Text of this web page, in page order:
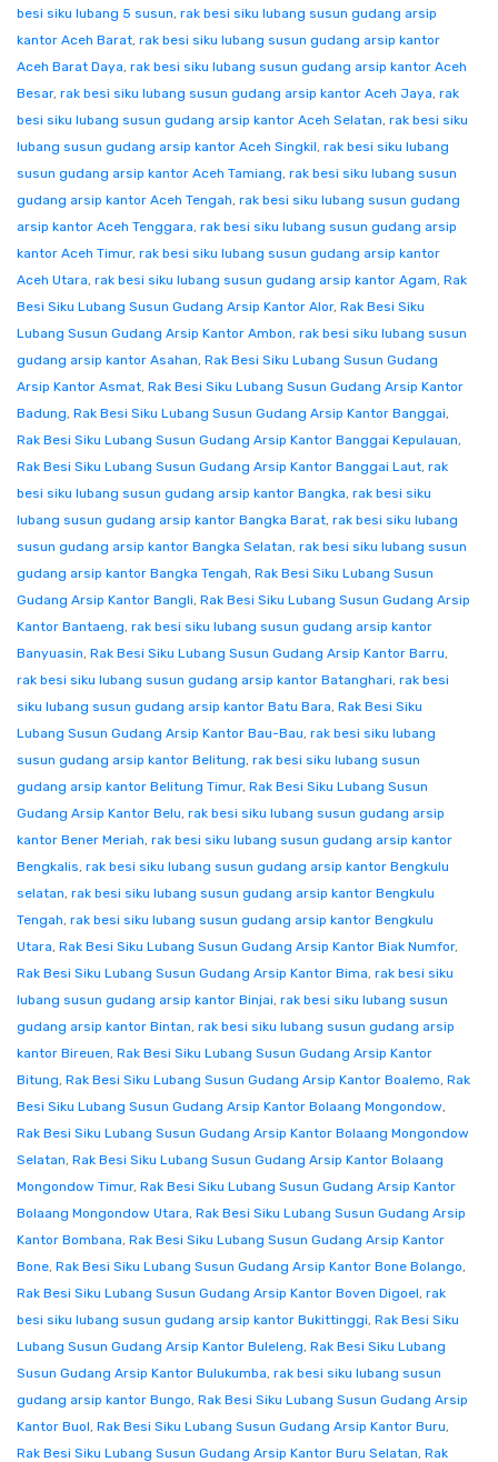
besi siku lubang 5 susun, rak besi siku lubang susun gudang arsip
kantor Aceh Barat, rak besi siku lubang susun gudang arsip kantor
Aceh Barat Daya, rak besi siku lubang susun gudang arsip kantor Aceh
Besar, rak besi siku lubang susun gudang arsip kantor Aceh Jaya, rak
besi siku lubang susun gudang arsip kantor Aceh Selatan, rak besi siku
lubang susun gudang arsip kantor Aceh Singkil, rak besi siku lubang
susun gudang arsip kantor Aceh Tamiang, rak besi siku lubang susun
gudang arsip kantor Aceh Tengah, rak besi siku lubang susun gudang
arsip kantor Aceh Tenggara, rak besi siku lubang susun gudang arsip
kantor Aceh Timur, rak besi siku lubang susun gudang arsip kantor
Aceh Utara, rak besi siku lubang susun gudang arsip kantor Agam, Rak
Besi Siku Lubang Susun Gudang Arsip Kantor Alor, Rak Besi Siku
Lubang Susun Gudang Arsip Kantor Ambon, rak besi siku lubang susun
gudang arsip kantor Asahan, Rak Besi Siku Lubang Susun Gudang
Arsip Kantor Asmat, Rak Besi Siku Lubang Susun Gudang Arsip Kantor
Badung, Rak Besi Siku Lubang Susun Gudang Arsip Kantor Banggai,
Rak Besi Siku Lubang Susun Gudang Arsip Kantor Banggai Kepulauan,
Rak Besi Siku Lubang Susun Gudang Arsip Kantor Banggai Laut, rak
besi siku lubang susun gudang arsip kantor Bangka, rak besi siku
lubang susun gudang arsip kantor Bangka Barat, rak besi siku lubang
susun gudang arsip kantor Bangka Selatan, rak besi siku lubang susun
gudang arsip kantor Bangka Tengah, Rak Besi Siku Lubang Susun
Gudang Arsip Kantor Bangli, Rak Besi Siku Lubang Susun Gudang Arsip
Kantor Bantaeng, rak besi siku lubang susun gudang arsip kantor
Banyuasin, Rak Besi Siku Lubang Susun Gudang Arsip Kantor Barru,
rak besi siku lubang susun gudang arsip kantor Batanghari, rak besi
siku lubang susun gudang arsip kantor Batu Bara, Rak Besi Siku
Lubang Susun Gudang Arsip Kantor Bau-Bau, rak besi siku lubang
susun gudang arsip kantor Belitung, rak besi siku lubang susun
gudang arsip kantor Belitung Timur, Rak Besi Siku Lubang Susun
Gudang Arsip Kantor Belu, rak besi siku lubang susun gudang arsip
kantor Bener Meriah, rak besi siku lubang susun gudang arsip kantor
Bengkalis, rak besi siku lubang susun gudang arsip kantor Bengkulu
selatan, rak besi siku lubang susun gudang arsip kantor Bengkulu
Tengah, rak besi siku lubang susun gudang arsip kantor Bengkulu
Utara, Rak Besi Siku Lubang Susun Gudang Arsip Kantor Biak Numfor,
Rak Besi Siku Lubang Susun Gudang Arsip Kantor Bima, rak besi siku
lubang susun gudang arsip kantor Binjai, rak besi siku lubang susun
gudang arsip kantor Bintan, rak besi siku lubang susun gudang arsip
kantor Bireuen, Rak Besi Siku Lubang Susun Gudang Arsip Kantor
Bitung, Rak Besi Siku Lubang Susun Gudang Arsip Kantor Boalemo, Rak
Besi Siku Lubang Susun Gudang Arsip Kantor Bolaang Mongondow,
Rak Besi Siku Lubang Susun Gudang Arsip Kantor Bolaang Mongondow
Selatan, Rak Besi Siku Lubang Susun Gudang Arsip Kantor Bolaang
Mongondow Timur, Rak Besi Siku Lubang Susun Gudang Arsip Kantor
Bolaang Mongondow Utara, Rak Besi Siku Lubang Susun Gudang Arsip
Kantor Bombana, Rak Besi Siku Lubang Susun Gudang Arsip Kantor
Bone, Rak Besi Siku Lubang Susun Gudang Arsip Kantor Bone Bolango,
Rak Besi Siku Lubang Susun Gudang Arsip Kantor Boven Digoel, rak
besi siku lubang susun gudang arsip kantor Bukittinggi, Rak Besi Siku
Lubang Susun Gudang Arsip Kantor Buleleng, Rak Besi Siku Lubang
Susun Gudang Arsip Kantor Bulukumba, rak besi siku lubang susun
gudang arsip kantor Bungo, Rak Besi Siku Lubang Susun Gudang Arsip
Kantor Buol, Rak Besi Siku Lubang Susun Gudang Arsip Kantor Buru,
Rak Besi Siku Lubang Susun Gudang Arsip Kantor Buru Selatan, Rak